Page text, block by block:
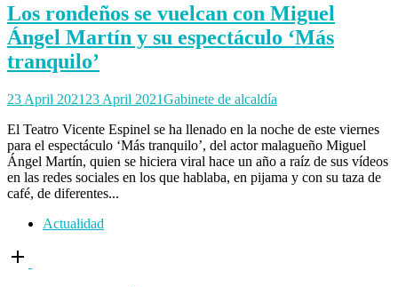
Los rondeños se vuelcan con Miguel
Ángel Martín y su espectáculo ‘Más
tranquilo’
23 April 2021 23 April 2021Gabinete de alcaldía
El Teatro Vicente Espinel se ha llenado en la noche de este viernes
para el espectáculo ‘Más tranquilo’, del actor malagueño Miguel
Ángel Martín, quien se hiciera viral hace un año a raíz de sus vídeos
en las redes sociales en los que hablaba, en pijama y con su taza de
café, de diferentes...
Actualidad
Open
post